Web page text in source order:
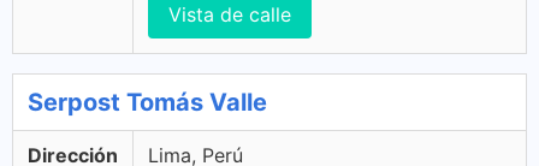
Vista de calle
Serpost Tomás Valle
Dirección Lima, Perú